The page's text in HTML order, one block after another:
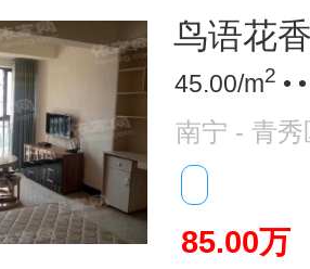
鸟语花
45.00/m2 •
南宁 - 青秀
85.00万